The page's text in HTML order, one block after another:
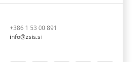
+386 1 53 00 891
info@zsis.si